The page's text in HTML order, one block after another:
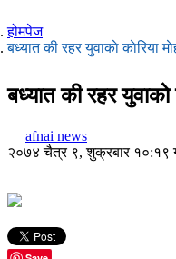
होमपेज
बध्यात की रहर युवाकाे काेरिया
बध्यात की रहर युवाकाे
afnai news
२०७४ चैत्र ९, शुक्रबार १०:१९